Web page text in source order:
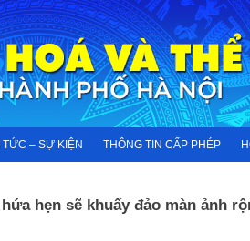
TỨC – SỰ KIỆN THÔNG TIN CẤP PHÉP
hẹn sẽ khuấy đảo màn ảnh